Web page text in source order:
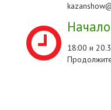
18:00 и